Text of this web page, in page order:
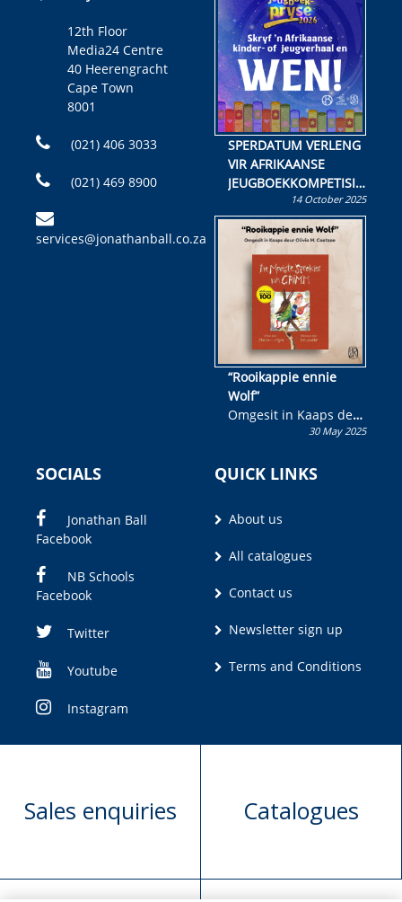
12th Floor
Media24 Centre
40 Heerengracht
Cape Town
8001
(021) 406 3033
(021) 469 8900
services@jonathanball.co.za
SPERDATUM VERLENG
VIR AFRIKAANSE
JEUGBOEKKOMPETISIE
Skryf ’n jeugboek of
kinderboek en staan ’n
kans om R50 000 te
wen!
14 October 2025
“Rooikappie ennie
Wolf”
Omgesit in Kaaps deur
Olivia M. Coetzee30 May 2025
SOCIALS
Jonathan Ball
Facebook
NB Schools
Facebook
Twitter
Youtube
Instagram
QUICK LINKS
About us
All catalogues
Contact us
Newsletter sign up
Terms and Conditions
Sales enquiries Catalogues